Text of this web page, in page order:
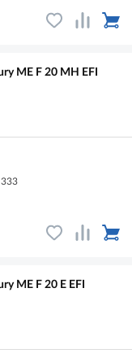
ME F 20 MH EFI
ME F 20 E EFI